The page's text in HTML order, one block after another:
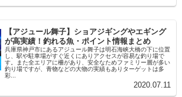
【アジュール舞子】ショアジギングやエギング
が高実績！釣れる魚・ポイント情報まとめ
兵庫県神戸市にあるアジュール舞子は明石海峡大橋の下に位置
し、駅や駐車場がすぐ近くにありアクセスが容易な釣り場で
す。また全エリアに柵があり、安全なためファミリー層が多い
釣り場ですが、青物などの大物の実績もありターゲットは多
彩...
2020.07.11